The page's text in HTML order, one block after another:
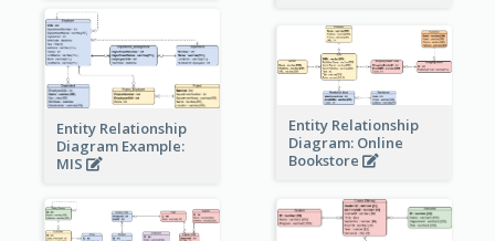
Entity Relationship
Diagram Example:
MIS
Entity Relationship
Diagram: Online
Bookstore